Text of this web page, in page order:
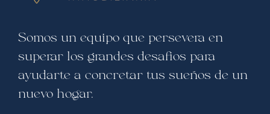
Somos un equipo que persevera en
superar los grandes desafíos para
ayudarte a concretar tus sueños de un
nuevo hogar.